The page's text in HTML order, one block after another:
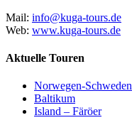
Mail: info@kuga-tours.de
Web: www.kuga-tours.de
Aktuelle Touren
Norwegen-Schweden
Baltikum
Island – Färöer